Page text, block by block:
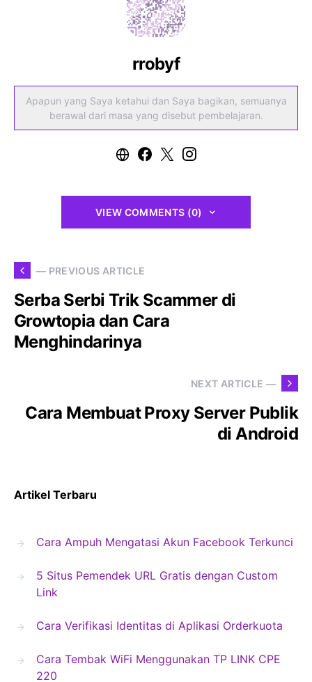
rrobyf
Apapun yang Saya ketahui dan Saya bagikan, semuanya
berawal dari masa yang disebut pembelajaran.
VIEW COMMENTS (0)
— PREVIOUS ARTICLE
Serba Serbi Trik Scammer di
Growtopia dan Cara
Menghindarinya
NEXT ARTICLE —
Cara Membuat Proxy Server Publik
di Android
Artikel Terbaru
Cara Ampuh Mengatasi Akun Facebook Terkunci
5 Situs Pemendek URL Gratis dengan Custom
Link
Cara Verifikasi Identitas di Aplikasi Orderkuota
Cara Tembak WiFi Menggunakan TP LINK CPE
220